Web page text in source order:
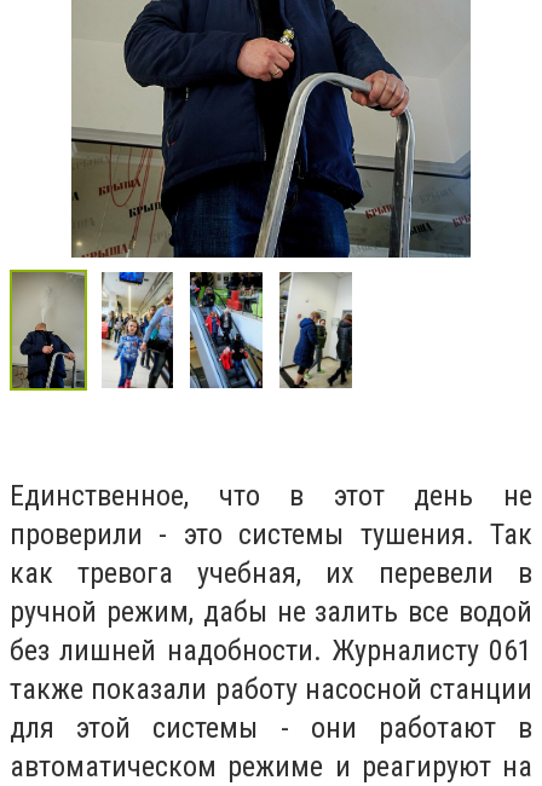
Единственное, что в этот день не
проверили - это системы тушения. Так
как тревога учебная, их перевели в
ручной режим, дабы не залить все водой
без лишней надобности. Журналисту 061
также показали работу насосной станции
для этой системы - они работают в
автоматическом режиме и реагируют на